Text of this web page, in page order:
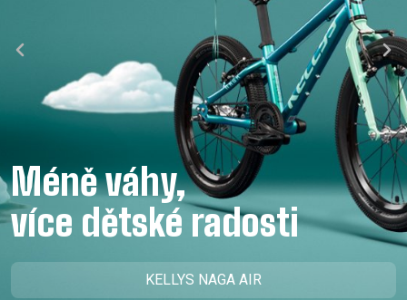
CITY
(125-
145
CM)
20"
(115-
135
CM)
18"
(110-
130
Méně váhy,
více dětské radosti
KELLYS NAGA AIR